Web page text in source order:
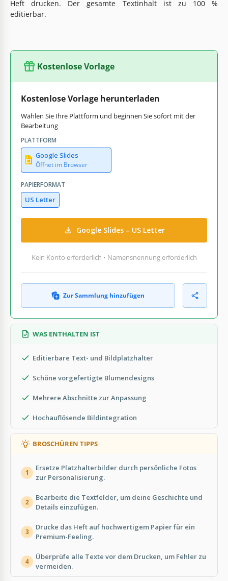
Heft drucken. Der gesamte Textinhalt ist zu 100 %
editierbar.
Kostenlose Vorlage
Kostenlose Vorlage herunterladen
Wählen Sie Ihre Plattform und beginnen Sie sofort mit der
Bearbeitung
PLATTFORM
Google Slides
Öffnet im Browser
PAPIERFORMAT
US Letter
Google Slides – US Letter
Kein Konto erforderlich • Namensnennung erforderlich
Zur Sammlung hinzufügen
WAS ENTHALTEN IST
Editierbare Text- und Bildplatzhalter
Schöne vorgefertigte Blumendesigns
Mehrere Abschnitte zur Anpassung
Hochauflösende Bildintegration
BROSCHÜREN TIPPS
1
Ersetze Platzhalterbilder durch persönliche Fotos
zur Personalisierung.
2
Bearbeite die Textfelder, um deine Geschichte und
Details einzufügen.
3
Drucke das Heft auf hochwertigem Papier für ein
Premium-Feeling.
4
Überprüfe alle Texte vor dem Drucken, um Fehler zu
vermeiden.